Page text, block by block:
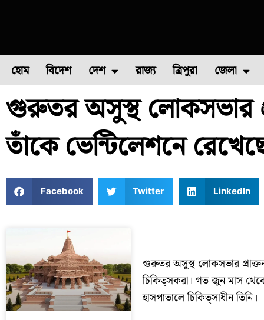
হোম বিদেশ দেশ
ফুল চাষ ফল চাষ মাছ চাষ পোল্ট্রি চাষ
রাজ্য ত্রিপুরা জেলা
উত্তর ২৪ পরগনা
গুরুতর অসুস্থ লোকসভার
তাঁকে ভেন্টিলেশনে
Facebook Twitter LinkedIn
গুরুতর অসুস্থ লোকসভার প্রাক্তন
চিকিত্সকরা। গত জুন মাস
হাসপাতালে চিকিত্সাধীন তিনি।